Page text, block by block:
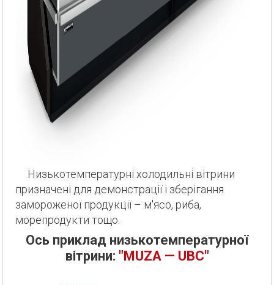
Низькотемпературні холодильні вітрини
призначені для демонстрації і зберігання
замороженої продукції – м'ясо, риба,
морепродукти тощо.
Ось приклад низькотемпературної
вітрини: "MUZA — UBC"